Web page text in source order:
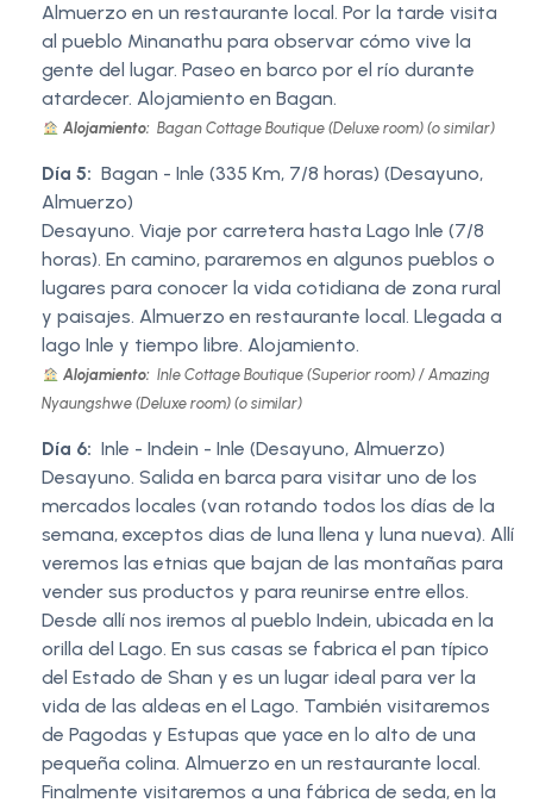
Almuerzo en un restaurante local. Por la tarde visita
al pueblo Minanathu para observar cómo vive la
gente del lugar. Paseo en barco por el río durante
atardecer. Alojamiento en Bagan.
Alojamiento: Bagan Cottage Boutique (Deluxe room) (o similar)
Día 5: Bagan - Inle (335 Km, 7/8 horas) (Desayuno,
Almuerzo)
Desayuno. Viaje por carretera hasta Lago Inle (7/8
horas). En camino, pararemos en algunos pueblos o
lugares para conocer la vida cotidiana de zona rural
y paisajes. Almuerzo en restaurante local. Llegada a
lago Inle y tiempo libre. Alojamiento.
Alojamiento: Inle Cottage Boutique (Superior room) / Amazing
Nyaungshwe (Deluxe room) (o similar)
Día 6: Inle - Indein - Inle (Desayuno, Almuerzo)
Desayuno. Salida en barca para visitar uno de los
mercados locales (van rotando todos los días de la
semana, exceptos dias de luna llena y luna nueva). Allí
veremos las etnias que bajan de las montañas para
vender sus productos y para reunirse entre ellos.
Desde allí nos iremos al pueblo Indein, ubicada en la
orilla del Lago. En sus casas se fabrica el pan típico
del Estado de Shan y es un lugar ideal para ver la
vida de las aldeas en el Lago. También visitaremos
de Pagodas y Estupas que yace en lo alto de una
pequeña colina. Almuerzo en un restaurante local.
Finalmente visitaremos a una fábrica de seda, en la